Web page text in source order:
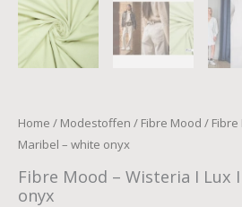
Home / Modestoffen / Fibre Mood / Fibre
Maribel – white onyx
Fibre Mood – Wisteria I Lux
onyx